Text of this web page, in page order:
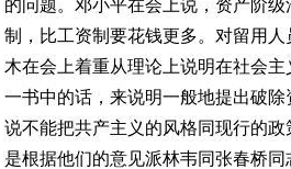
的问题。邓小平在会上说，资产阶
制，比工资制要花钱更多。对留用
木在会上着重从理论上说明在社会
一书中的话，来说明一般地提出破
说不能把共产主义的风格同现行的
是根据他们的意见派林韦同张春桥